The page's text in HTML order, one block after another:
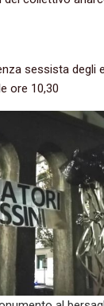
sessista degli
ore 10,30